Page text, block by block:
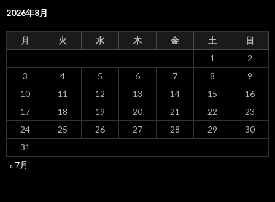
2026年8月
月 火 水 木 金 土
日
1
2
3
4 5 6 7 8
9
10
11 12 13 14 15
16
17
18 19 20 21 22
23
24
25 26 27 28 29
30
31
« 7月